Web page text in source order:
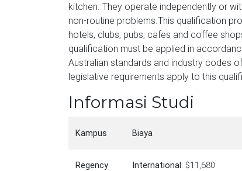
kitchen. They operate independently or
non-routine problems.This qualification
hotels, clubs, pubs, cafes and coffee
qualification must be applied in
Australian standards and industry codes
legislative requirements apply to this
Informasi Studi
Kampus Biaya
Regency International: $11,680